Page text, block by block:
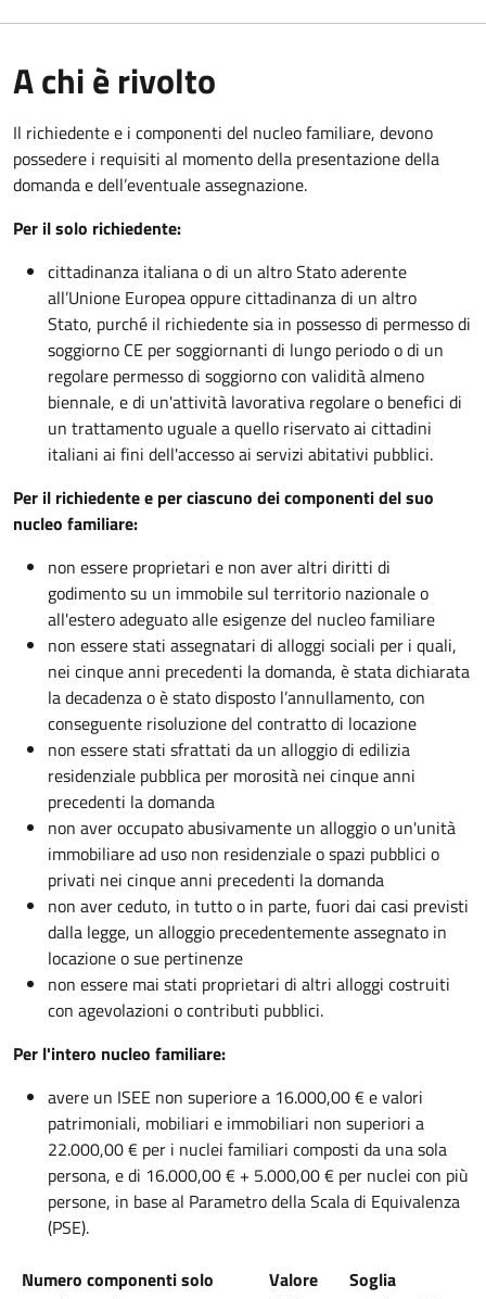
A chi è rivolto
Il richiedente e i componenti del nucleo familiare, devono
possedere i requisiti al momento della presentazione della
domanda e dell’eventuale assegnazione.
Per il solo richiedente:
cittadinanza italiana o di un altro Stato aderente
all’Unione Europea oppure cittadinanza di un altro
Stato, purché il richiedente sia in possesso di permesso di
soggiorno CE per soggiornanti di lungo periodo o di un
regolare permesso di soggiorno con validità almeno
biennale, e di un'attività lavorativa regolare o benefici di
un trattamento uguale a quello riservato ai cittadini
italiani ai fini dell'accesso ai servizi abitativi pubblici.
Per il richiedente e per ciascuno dei componenti del suo
nucleo familiare:
non essere proprietari e non aver altri diritti di
godimento su un immobile sul territorio nazionale o
all'estero adeguato alle esigenze del nucleo familiare
non essere stati assegnatari di alloggi sociali per i quali,
nei cinque anni precedenti la domanda, è stata dichiarata
la decadenza o è stato disposto l’annullamento, con
conseguente risoluzione del contratto di locazione
non essere stati sfrattati da un alloggio di edilizia
residenziale pubblica per morosità nei cinque anni
precedenti la domanda
non aver occupato abusivamente un alloggio o un'unità
immobiliare ad uso non residenziale o spazi pubblici o
privati nei cinque anni precedenti la domanda
non aver ceduto, in tutto o in parte, fuori dai casi previsti
dalla legge, un alloggio precedentemente assegnato in
locazione o sue pertinenze
non essere mai stati proprietari di altri alloggi costruiti
con agevolazioni o contributi pubblici.
Per l'intero nucleo familiare:
avere un ISEE non superiore a 16.000,00 € e valori
patrimoniali, mobiliari e immobiliari non superiori a
22.000,00 € per i nuclei familiari composti da una sola
persona, e di 16.000,00 € + 5.000,00 € per nuclei con più
persone, in base al Parametro della Scala di Equivalenza
(PSE).
Numero componenti solo
Valore
Soglia